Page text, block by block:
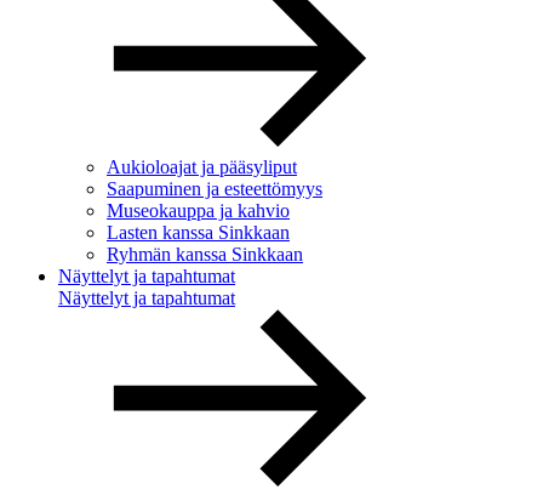
Aukioloajat ja pääsyliput
Saapuminen ja esteettömyys
Museokauppa ja kahvio
Lasten kanssa Sinkkaan
Ryhmän kanssa Sinkkaan
Näyttelyt ja tapahtumat
Näyttelyt ja tapahtumat